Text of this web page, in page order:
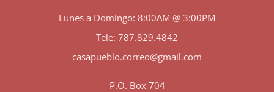
Lunes a Domingo: 8:00AM @ 3:00PM
Tele: 787.829.4842
casapueblo.correo@gmail.com
P.O. Box 704